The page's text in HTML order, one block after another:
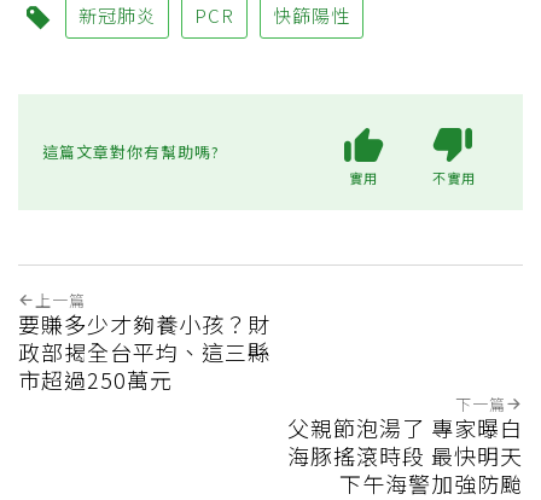
新冠肺炎 PCR 快篩陽性
這篇文章對你有幫助嗎?
實用 不實用
上一篇
要賺多少才夠養小孩？財
政部揭全台平均、這三縣
市超過250萬元
下一篇
父親節泡湯了 專家曝白
海豚搖滾時段 最快明天
下午海警加強防颱